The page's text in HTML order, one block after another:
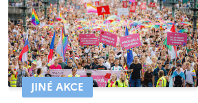
JINÉ AKCE